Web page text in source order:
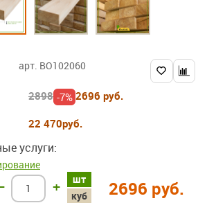
арт. BO102060
2898 -7% 2696 руб.
22 470руб.
услуги:
шт
куб
+ 2696 руб.